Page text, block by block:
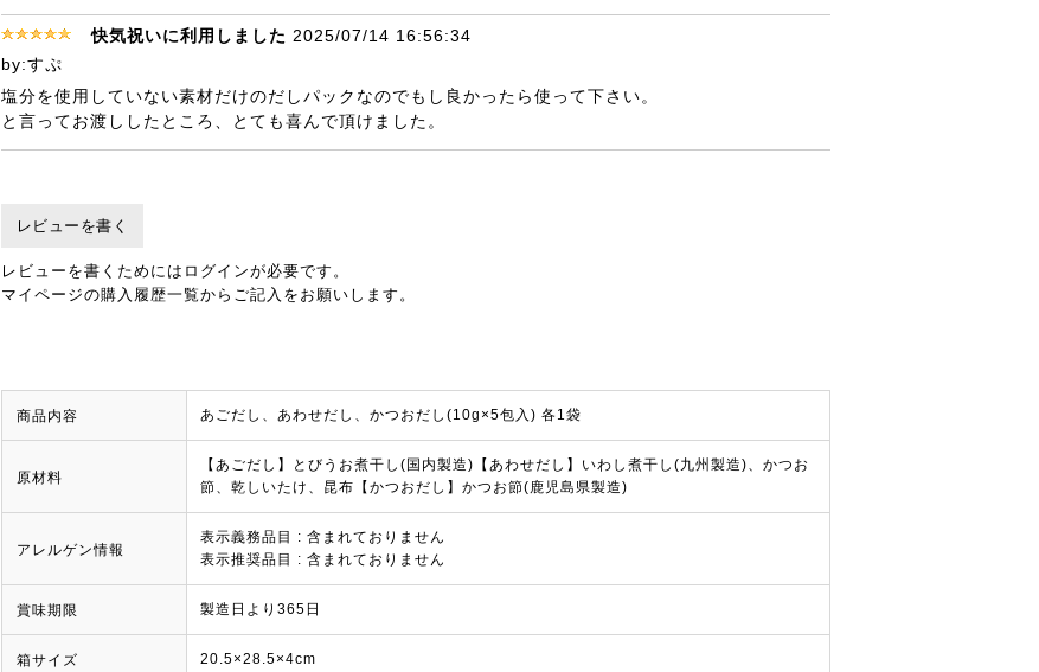
快気祝いに利用しました 2025/07/14 16:56:34
by:すぷ
塩分を使用していない素材だけのだしパックなのでもし良かったら使って下さい。
と言ってお渡ししたところ、とても喜んで頂けました。
レビューを書く
レビューを書くためにはログインが必要です。
マイページの購入履歴一覧からご記入をお願いします。
商品内容 あごだし、あわせだし、かつおだし(10g×5包入) 各1袋
原材料
【あごだし】とびうお煮干し(国内製造)【あわせだし】いわし煮干し(九州製造)、かつお
節、乾しいたけ、昆布【かつおだし】かつお節(鹿児島県製造)
アレルゲン情報
表示義務品目 : 含まれておりません
表示推奨品目 : 含まれておりません
賞味期限 製造日より365日
箱サイズ 20.5×28.5×4cm